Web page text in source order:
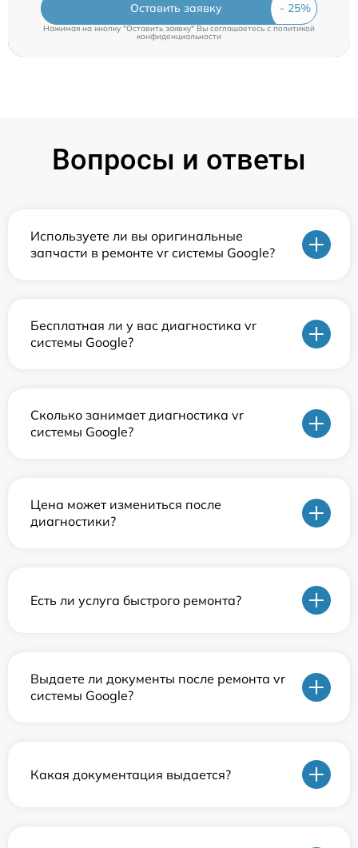
Оставить заявку
Нажимая на кнопку "Оставить заявку" Вы соглашаетесь c политикой
конфиденциальности
Вопросы и ответы
Используете ли вы оригинальные
запчасти в ремонте vr системы Google?
Бесплатная ли у вас диагностика vr
системы Google?
Сколько занимает диагностика vr
системы Google?
Цена может измениться после
диагностики?
Есть ли услуга быстрого ремонта?
Выдаете ли документы после ремонта vr
системы Google?
Какая документация выдается?